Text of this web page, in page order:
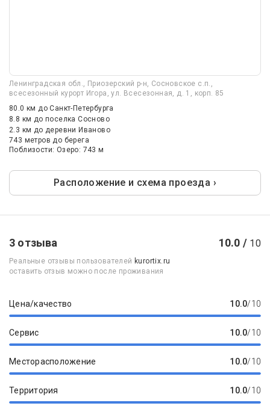
Ленинградская обл., Приозерский р-н, Сосновское с.п.,
всесезонный курорт Игора, ул. Всесезонная, д. 1, корп. 85
80.0 кмдо Санкт-Петербурга
8.8 км до поселка Сосново
2.3 км до деревни Иваново
743 метров до берега
Поблизости: Озеро: 743 м
Расположение и схема проезда ›
3 отзыва 10.0 / 10
Реальные отзывы пользователей kurortix.ru
оставить отзыв можно после проживания
Цена/качество 10.0/10
Сервис 10.0/10
Месторасположение 10.0/10
Территория 10.0/10